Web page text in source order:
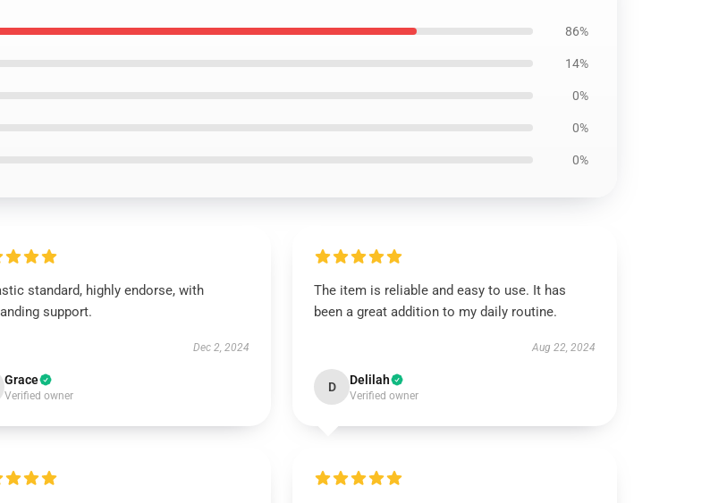
86%
14%
0%
0%
0%
standard, highly endorse, with
support.
Dec 2, 2024
Grace
Verified owner
The item is reliable and easy to use. It has
been a great addition to my daily routine.
Aug 22, 2024
D Delilah
Verified owner